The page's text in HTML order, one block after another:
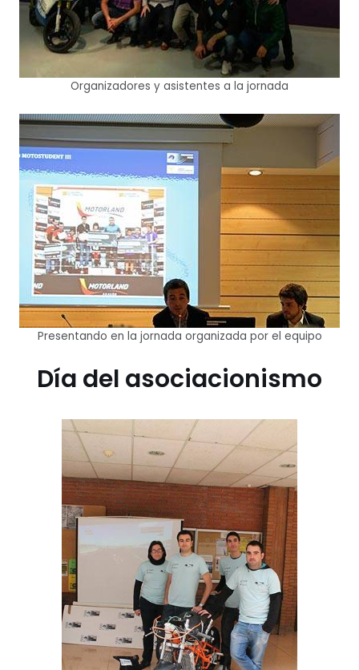
Organizadores y asistentes a la jornada
Presentando en la jornada organizada por el equipo
Día del asociacionismo